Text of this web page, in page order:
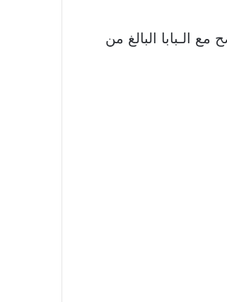
مع الـبابا البالغ من